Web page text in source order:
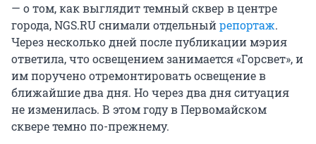
— о том, как выглядит темный сквер в центре
города, NGS.RU снимали отдельныйрепортаж.
Через несколько дней после публикации мэрия
ответила, что освещением занимается «Горсвет», и
им поручено отремонтировать освещение в
ближайшие два дня. Но через два дня ситуация
не изменилась. В этом году в Первомайском
сквере темно по-прежнему.